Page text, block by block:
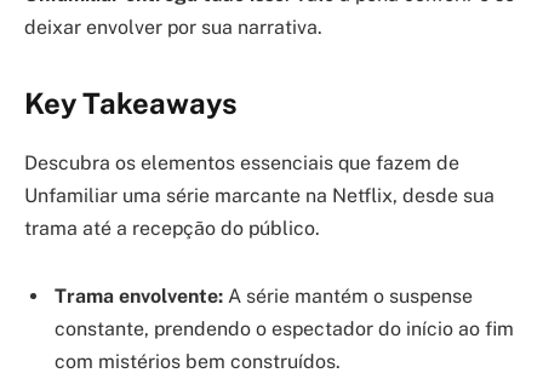
deixar envolver por sua narrativa.
Key Takeaways
Descubra os elementos essenciais que fazem de
Unfamiliar uma série marcante na Netflix, desde sua
trama até a recepção do público.
Trama envolvente: A série mantém o suspense
constante, prendendo o espectador do início ao fim
com mistérios bem construídos.